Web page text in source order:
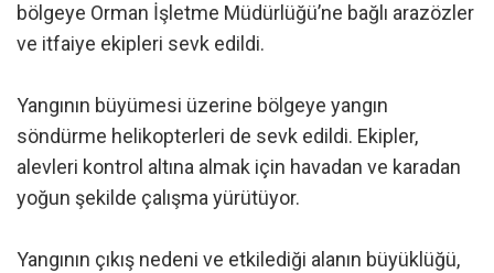
bölgeye Orman İşletme Müdürlüğü’ne bağlı arazözler
ve itfaiye ekipleri sevk edildi.
Yangının büyümesi üzerine bölgeye yangın
söndürme helikopterleri de sevk edildi. Ekipler,
alevleri kontrol altına almak için havadan ve karadan
yoğun şekilde çalışma yürütüyor.
Yangının çıkış nedeni ve etkilediği alanın büyüklüğü,